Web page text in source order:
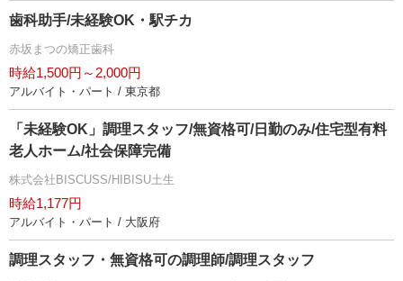
歯科助手/未経験OK・駅チカ
赤坂まつの矯正歯科
時給1,500円～2,000円
アルバイト・パート / 東京都
「未経験OK」調理スタッフ/無資格可/日勤のみ/住宅型有料
老人ホーム/社会保障完備
株式会社BISCUSS/HIBISU土生
時給1,177円
アルバイト・パート / 大阪府
調理スタッフ・無資格可の調理師/調理スタッフ